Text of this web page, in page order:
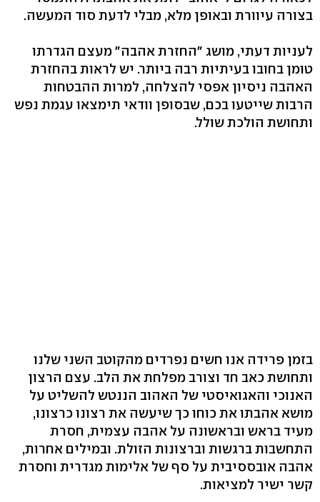
בצורה עיוורת ובאופן מלא, מבלי לדעת סוד המעשה.
לעניות דעתי, מושג "החזרת אהבה" מעצם הגדרתו
טומן בחובו בעיתיות רבה ביותר. יש לראות בהחזרת
האהבה ניסיון אפסי להצלחה, למרות ההבטחות
הרבות שייטעו בכם, שבסופן וודאי תימצאו עגמת נפש
ותחושת הולכת שולל.
בזמן פרידה אנו חשים נפרדים מהקוטב השני שלנו
ותחושת כאב חד וצורב מפלחת את הלב. עצם הרצון
האנוכי והאגואיסטי של האהוב הננטש להשליט על
מושא אהבתו את כוחו כך שיעשה את רצונו כרצונו,
מעיד בראש ובראשונה על אהבה עצמית, חסרת
התחשבות ברגשות וברצונות הזולת. ובמילים אחרות,
אהבה אובססיבית על סף של אלימות מגדרית וחסרת
קשר ישיר למציאות.